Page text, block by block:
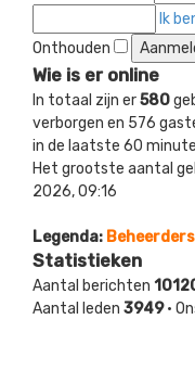
Ik
Onthouden
Wie is er online
In totaal zijn er580
verborgen en 576
in de laatste 60
Het grootste aantal
2026, 09:16
Legenda: Beheerders
Statistieken
Aantal berichten
Aantal leden 3949•